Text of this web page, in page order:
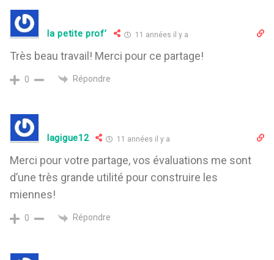
la petite prof’ 11 années il y a
Très beau travail! Merci pour ce partage!
0 Répondre
lagigue12 11 années il y a
Merci pour votre partage, vos évaluations me sont
d’une très grande utilité pour construire les
miennes!
0 Répondre